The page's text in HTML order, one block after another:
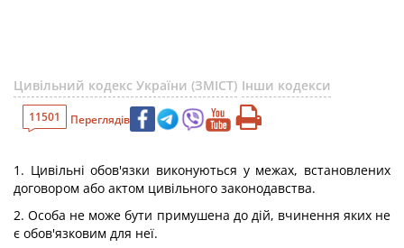
Цивільний кодекс України (ЗМІСТ) Інши кодекси
11501 Переглядів
1. Цивільні обов'язки виконуються у межах, встановлених
договором або актом цивільного законодавства.
2. Особа не може бути примушена до дій, вчинення яких не
є обов'язковим для неї.